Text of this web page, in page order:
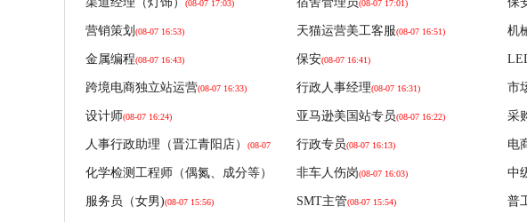
福建美可纸业有限公司 下载了
福建美可纸业有限公司 下载了
福建美可纸业有限公司 下载了
福建美可纸业有限公司 下载了
福建美可纸业有限公司 下载了
福建美可纸业有限公司 下载了
福建美可纸业有限公司 下载了
(08-07 17:03) (08-07 17:01)
营销策划 (08-07 16:53) 天猫运营美工客服(08-07 16:51) 机
金属编程(08-07 16:43) 保安(08-07 16:41)
跨境电商独立站运营(08-07 16:33) 行政人事经理(08-07 16:31) 市
设计师(08-07 16:24) 亚马逊美国站专员(08-07 16:22) 采
人事行政助理（晋江青阳店） (08-07
16:15)
行政专员(08-07 16:13) 电
化学检测工程师（偶氮、成分等）
(08-07 16:05)
非车人伤岗(08-07 16:03) 中
服务员（女男)(08-07 15:56) SMT主管(08-07 15:54) 普